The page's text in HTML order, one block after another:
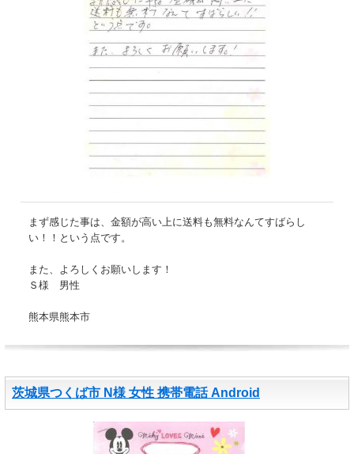
まず感じた事は、金額が高い上に送料も無料なんてすばらし
い！！という点です。
また、よろしくお願いします！
Ｓ様 男性
熊本県熊本市
茨城県つくば市 N様 女性 携帯電話 Android